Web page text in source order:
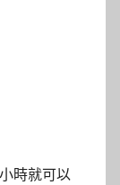
時就可以